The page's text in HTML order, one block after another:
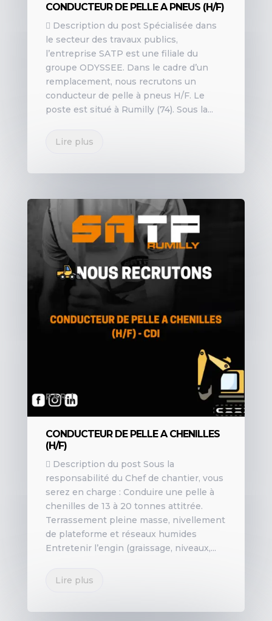
CONDUCTEUR DE PELLE A PNEUS (H/F)
 Description du post Spécialisée dans
le secteur des travaux publics,
l’entreprise SATP est une filiale du
groupe ODYSSEE. Dans le cadre d’un
remplacement, nous recrutons un
conducteur de pelle à pneus H/F. Le
poste est situé à Rumilly (74). Sous la...
Lire plus
PAR|
CONDUCTEUR DE PELLE A CHENILLES
(H/F)
 Description du post Sous la
responsabilité du Chef de chantier, vous
serez en charge : Conduire une pelle à
chenilles de 13 à 20 tonnes attitrée.
Terrassement pleine masse, nivellement
de plateforme et réseaux humides
Entretenir l’engin (graissage, niveaux,...
Lire plus